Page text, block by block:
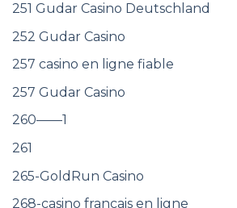
251 Gudar Casino Deutschland
252 Gudar Casino
257 casino en ligne fiable
257 Gudar Casino
260——1
261
265-GoldRun Casino
268-casino francais en ligne